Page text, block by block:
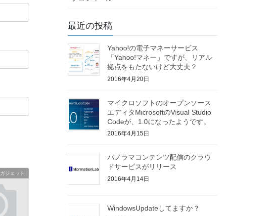
ガジェット
最近の投稿
Yahoo!の電子マネーサービス
「Yahoo!マネー」ですが、リアル
拠点をもたないけど大丈夫？
2016年4月20日
マイクロソフトのオープンソース
エディタMicrosoftのVisual Studio
Codeが、1.0になったようです。
2016年4月15日
パノラマコンテンツ配信のクラウ
ドサービスがリリース
2016年4月14日
WindowsUpdateしてますか？